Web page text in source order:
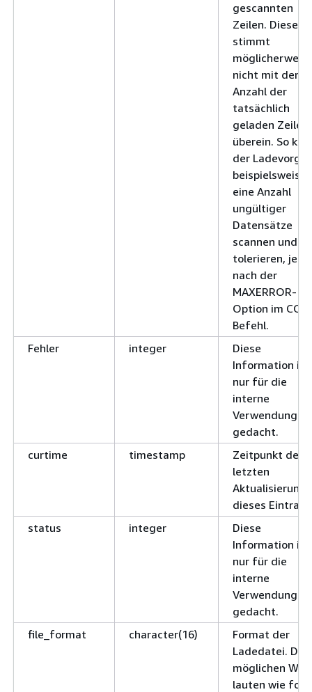
gescannten
Zeilen. Diese
stimmt
nicht mit der
Anzahl der
tatsächlich
geladen Zeilen
überein. So
der
beispielsweise
eine Anzahl
ungültiger
Datensätze
scannen und
tolerieren, je
nach der
MAXERROR-
Option im
Befehl.
Fehler
integer
Diese
Information ist
nur für die
interne
Verwendung
gedacht.
curtime
timestamp
Zeitpunkt der
letzten
Aktualisierung
dieses
status
integer
Diese
Information ist
nur für die
interne
Verwendung
gedacht.
file_format
character(16)
Format der
Ladedatei. Die
möglichen
lauten wie